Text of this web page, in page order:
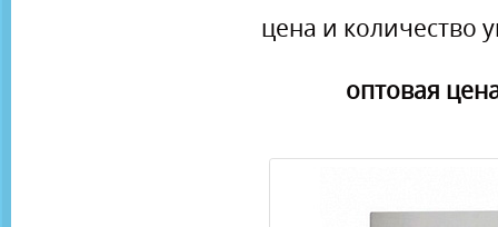
цена и количество
оптовая